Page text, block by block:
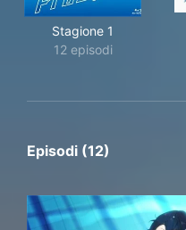
Stagione 1
12 episodi
Episodi (12)